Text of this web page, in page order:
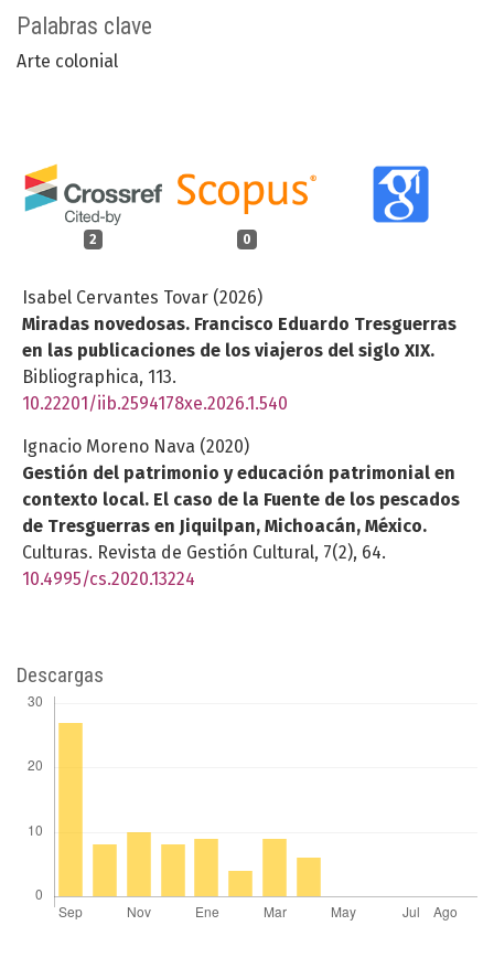
Palabras clave
Arte colonial
2 0
Isabel Cervantes Tovar (2026)
Miradas novedosas. Francisco Eduardo Tresguerras
en las publicaciones de los viajeros del siglo XIX.
Bibliographica, 113.
10.22201/iib.2594178xe.2026.1.540
Ignacio Moreno Nava (2020)
Gestión del patrimonio y educación patrimonial en
contexto local. El caso de la Fuente de los pescados
de Tresguerras en Jiquilpan, Michoacán, México.
Culturas. Revista de Gestión Cultural, 7(2), 64.
10.4995/cs.2020.13224
Descargas